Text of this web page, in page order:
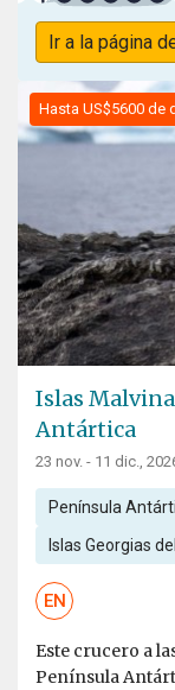
Ir a la página
Hasta US$5600 de
Islas
Antártica
23 nov. - 11 dic.,
Península
Islas Georgias
EN
Este crucero a
Península